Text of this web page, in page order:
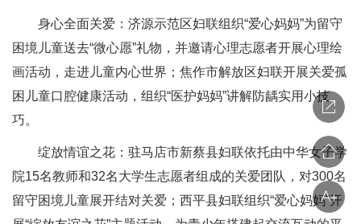
身心全面关爱：济源示范区妇联组织“爱心妈妈”为留守
困境儿童送去“微心愿”礼物，并邀请心理志愿者开展心理绘
画活动，走进儿童内心世界；焦作市解放区妇联开展关爱孤
困儿童口腔健康活动，组织“医护妈妈”讲解防龋实用小技
巧。
绽放情谊之花：驻马店市新蔡县妇联依托由中华女子学
院15名教师和32名大学生志愿者组成的关爱团队，对300名
留守困境儿童展开结对关爱；西平县妇联组织“爱心妈妈”开